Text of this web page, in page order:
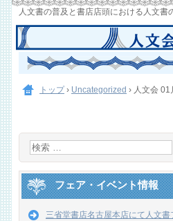
人文書の普及と書店店頭における人文書
トップ › Uncategorized › 人文会 01
フェア・イベント情報
三省堂書店名古屋本店にて人文書